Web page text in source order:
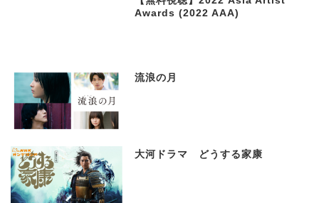
Awards (2022 AAA)
流浪の月
大河ドラマ どうする家康